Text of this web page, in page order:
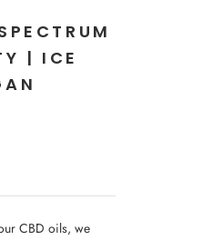
| ICE
CBD oils, we